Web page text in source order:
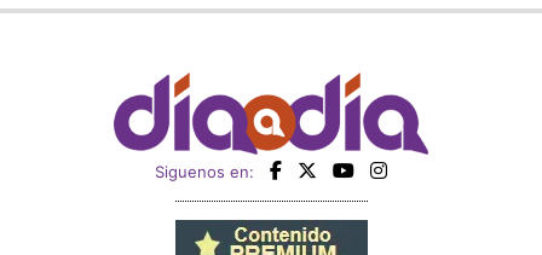
Siguenos en: